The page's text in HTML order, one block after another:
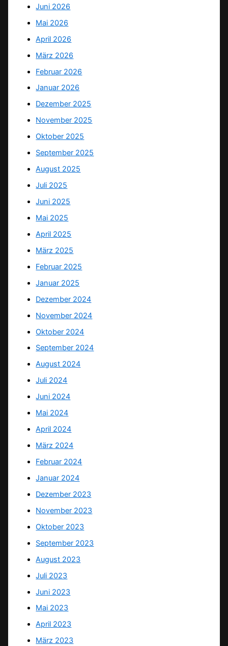
Juni 2026
Mai 2026
April 2026
März 2026
Februar 2026
Januar 2026
Dezember 2025
November 2025
Oktober 2025
September 2025
August 2025
Juli 2025
Juni 2025
Mai 2025
April 2025
März 2025
Februar 2025
Januar 2025
Dezember 2024
November 2024
Oktober 2024
September 2024
August 2024
Juli 2024
Juni 2024
Mai 2024
April 2024
März 2024
Februar 2024
Januar 2024
Dezember 2023
November 2023
Oktober 2023
September 2023
August 2023
Juli 2023
Juni 2023
Mai 2023
April 2023
März 2023